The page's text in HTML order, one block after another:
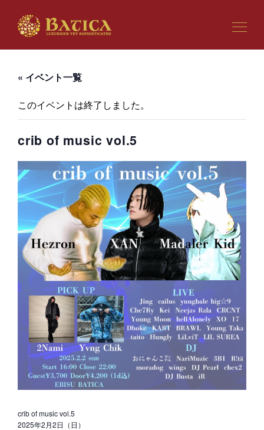
« イベント一覧
このイベントは終了しました。
crib of music vol.5
crib of music vol.5
2025年2月2日（日）